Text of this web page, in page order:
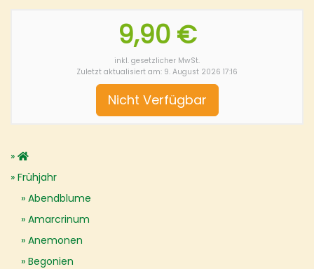
9,90 €
inkl. gesetzlicher MwSt.
Zuletzt aktualisiert am: 9. August 2026 17:16
Nicht Verfügbar
Frühjahr
Abendblume
Amarcrinum
Anemonen
Begonien